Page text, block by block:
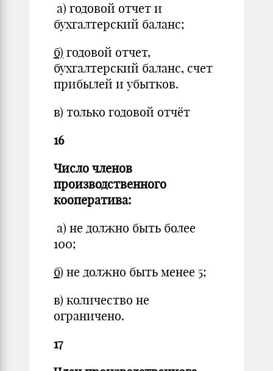
а) годовой отчет и
бухгалтерский баланс;
б) годовой отчет,
бухгалтерский баланс, счет
прибылей и убытков.
в) только годовой отчёт
16
Число членов
производственного
кооператива:
а) не должно быть более
100;
б) не должно быть менее 5;
в) количество не
ограничено.
17